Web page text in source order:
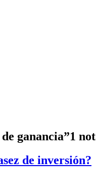
ganancia”1
de inversión?